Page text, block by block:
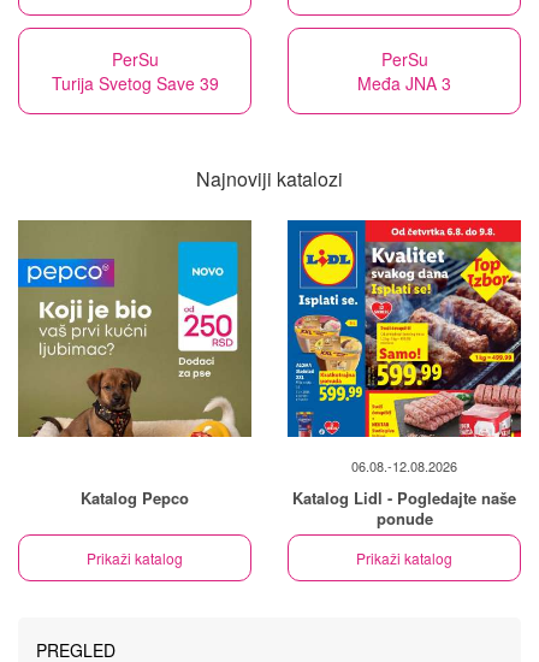
PerSu
Turija Svetog Save 39
PerSu
Međa JNA 3
Najnoviji katalozi
Katalog Pepco
Prikaži katalog
06.08.-12.08.2026
Katalog Lidl - Pogledajte naše
ponude
Prikaži katalog
PREGLED